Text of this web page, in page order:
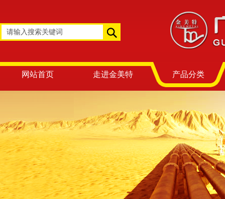
网站首页 走进金美特 产品分类